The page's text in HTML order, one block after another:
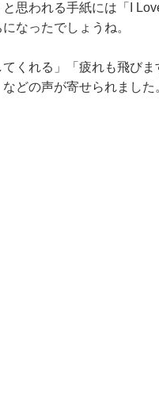
思われる手紙には「I
なったでしょうね。
くれる」「疲れも飛び
どの声が寄せられました